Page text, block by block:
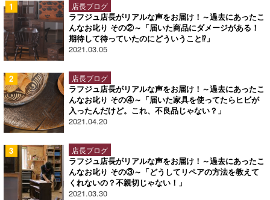
店長ブログ
ラフジュ店長がリアルな声をお届け！～過去にあったこ
んなお叱り その②～「届いた商品にダメージがある！
期待して待っていたのにどういうこと⁉」
2021.03.05
店長ブログ
ラフジュ店長がリアルな声をお届け！～過去にあったこ
んなお叱り その④～「届いた家具を使ってたらヒビが
入ったんだけど。これ、不良品じゃない？」
2021.04.20
店長ブログ
ラフジュ店長がリアルな声をお届け！～過去にあったこ
んなお叱り その③～「どうしてリペアの方法を教えて
くれないの？不親切じゃない！」
2021.03.30